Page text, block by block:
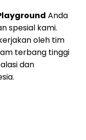
Anda
spesial kami.
oleh tim
terbang tinggi
dan